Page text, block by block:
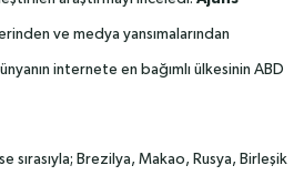
ve medya yansımalarından
internete en bağımlı ülkesinin ABD
sırasıyla; Brezilya, Makao, Rusya, Birleşik